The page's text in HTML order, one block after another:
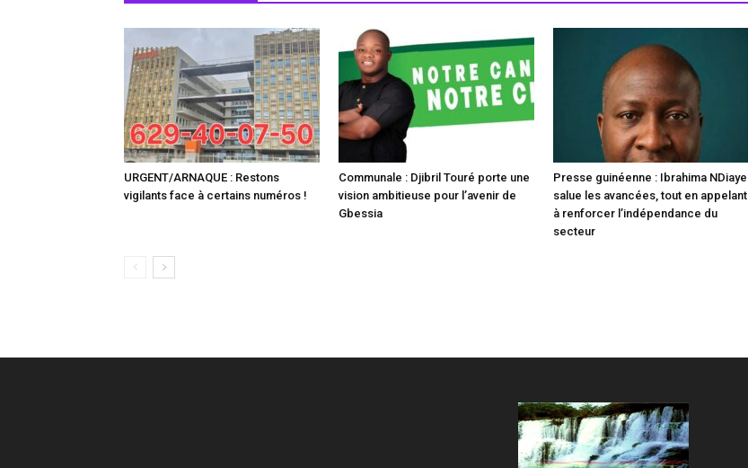
URGENT/ARNAQUE : Restons
vigilants face à certains numéros !
Communale : Djibril Touré porte une
vision ambitieuse pour l’avenir de
Gbessia
Presse guinéenne : Ibrahima NDiaye
salue les avancées, tout en appelant
à renforcer l’indépendance du
secteur